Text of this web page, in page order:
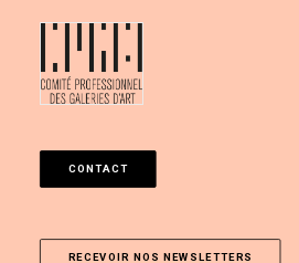
CONTACT
RECEVOIR NOS NEWSLETTERS